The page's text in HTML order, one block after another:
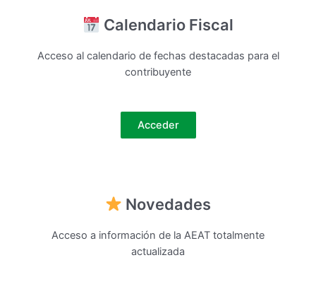
Calendario Fiscal
Acceso al calendario de fechas destacadas para el
contribuyente
Acceder
Novedades
Acceso a información de la AEAT totalmente
actualizada